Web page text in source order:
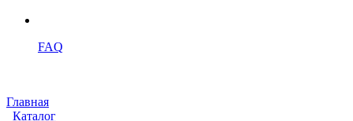
FAQ
Главная
Каталог